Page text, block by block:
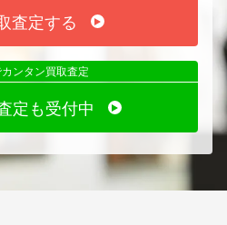
査定する
ンタン買取査定
定も受付中